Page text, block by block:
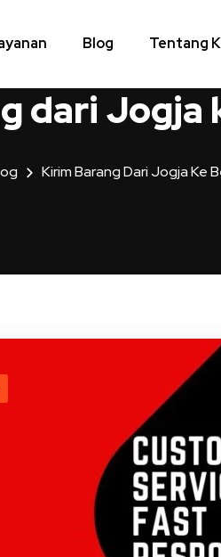
Blog Tentang
dari Jogja
Kirim Barang Dari Jogja Ke